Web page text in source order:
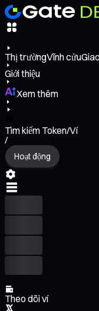
Thị trườngVĩnh cửu
Giới thiệu
Xem thêm
Tìm kiếm Token/Ví
/
Hoạt động
Theo dõi ví